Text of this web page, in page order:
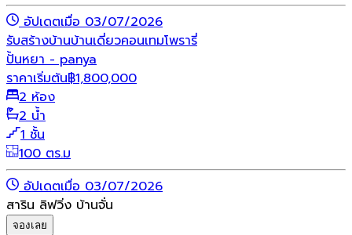
อัปเดตเมื่อ 03/07/2026
รับสร้างบ้านบ้านเดี่ยวคอนเทมโพรารี่
ปั้นหยา - panya
ราคาเริ่มต้น฿1,800,000
2 ห้อง
2 น้ำ
1 ชั้น
100 ตร.ม
อัปเดตเมื่อ 03/07/2026
สาริน ลิฟวิ่ง บ้านจั่น
จองเลย